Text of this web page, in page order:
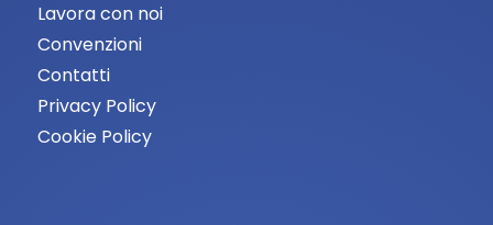
Lavora con noi
Convenzioni
Contatti
Privacy Policy
Cookie Policy